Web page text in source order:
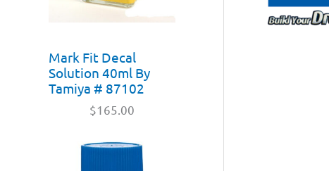
Mark Fit Decal
Solution 40ml By
Tamiya # 87102
$165.00